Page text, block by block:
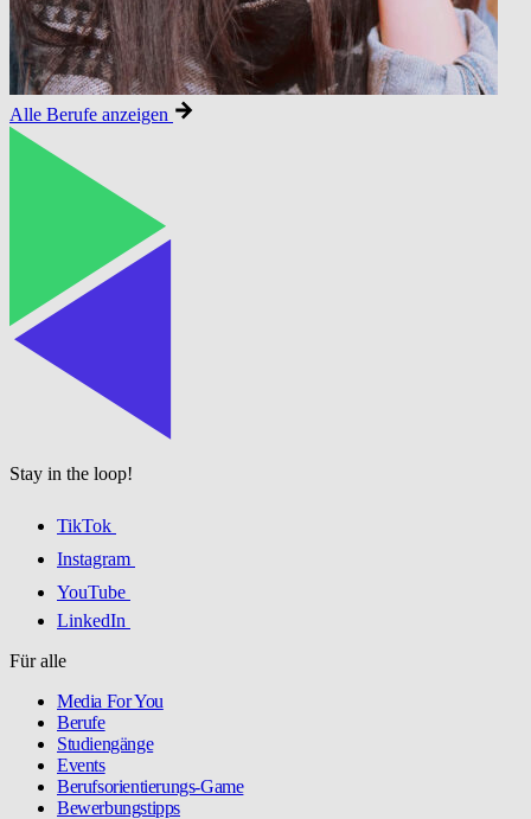
Alle Berufe anzeigen
Stay in the loop!
TikTok
Instagram
YouTube
LinkedIn
Für alle
Media For You
Berufe
Studiengänge
Events
Berufsorientierungs-Game
Bewerbungstipps